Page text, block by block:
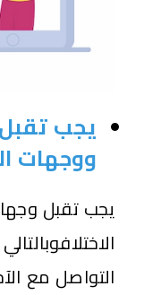
يجب
ووجهات
يجب تقبل
التواصل مع